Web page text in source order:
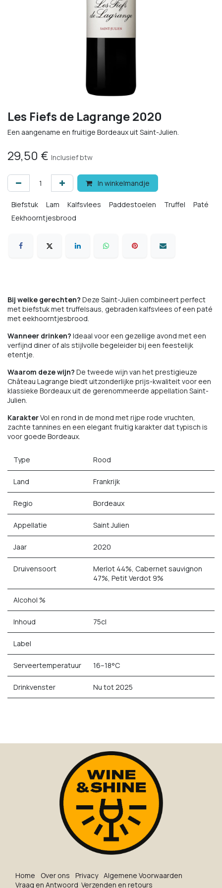
Les Fiefs de Lagrange 2020
Een aangename en fruitige Bordeaux uit Saint-Julien.
29,50 € Inclusief btw
In winkelmandje
Biefstuk Lam Kalfsvlees Paddestoelen Truffel
Paté
Eekhoorntjesbrood
Bij welke gerechten? Deze Saint-Julien combineert perfect
met biefstuk met truffelsaus, gebraden kalfsvlees of een paté
met eekhoorntjesbrood.
Wanneer drinken? Ideaal voor een gezellige avond met een
verfijnd diner of als stijlvolle begeleider bij een feestelijk
etentje.
Waarom deze wijn? De tweede wijn van het prestigieuze
Château Lagrange biedt uitzonderlijke prijs-kwaliteit voor een
klassieke Bordeaux uit de gerenommeerde appellation Saint-
Julien.
KarakterVol en rond in de mond met rijpe rode vruchten,
zachte tannines en een elegant fruitig karakter dat typisch is
voor goede Bordeaux.
Type Rood
Land Frankrijk
Regio Bordeaux
Appellatie Saint Julien
Jaar 2020
Druivensoort
Merlot 44%, Cabernet sauvignon
47%, Petit Verdot 9%
Alcohol %
Inhoud 75cl
Label
Serveertemperatuur 16–18°C
Drinkvenster Nu tot 2025
Ho​me O​ve​r on​s Privacy Algemene Voorwaarden
Vraag en Antwoord Verzenden en retours